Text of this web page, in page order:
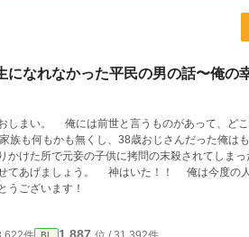
なれなかった平民の男の話〜俺の
まい。 俺には前世と言うものがあって、ど
族も何もかも無くし、38歳おじさんだった俺
の子供に拷問の末殺されてしまった！ 貴方が私の可愛い子供達
生は全てもふもふの為に使うのだ！
BL